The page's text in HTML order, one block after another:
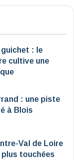
: le
cultive une
: une piste
à Blois
Val de Loire
touchées